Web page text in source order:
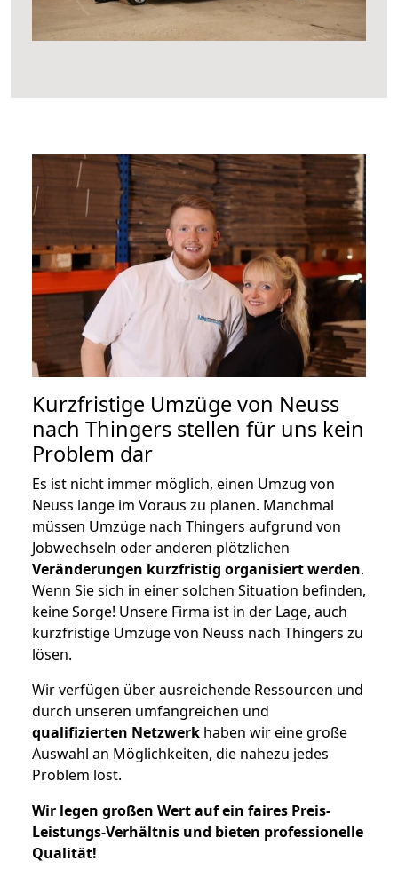
Kurzfristige Umzüge von Neuss
nach Thingers stellen für uns kein
Problem dar
Es ist nicht immer möglich, einen Umzug von
Neuss lange im Voraus zu planen. Manchmal
müssen Umzüge nach Thingers aufgrund von
Jobwechseln oder anderen plötzlichen
Veränderungen kurzfristig organisiert werden.
Wenn Sie sich in einer solchen Situation befinden,
keine Sorge! Unsere Firma ist in der Lage, auch
kurzfristige Umzüge von Neuss nach Thingers zu
lösen.
Wir verfügen über ausreichende Ressourcen und
durch unseren umfangreichen und
qualifizierten Netzwerk haben wir eine große
Auswahl an Möglichkeiten, die nahezu jedes
Problem löst.
Wir legen großen Wert auf ein faires Preis-
Leistungs-Verhältnis und bieten professionelle
Qualität!